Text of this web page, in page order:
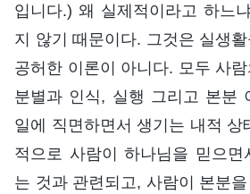
입니다.) 왜 실제적이라고 하느
지 않기 때문이다. 그것은 실생
공허한 이론이 아니다. 모두 사
분별과 인식, 실행 그리고 본분
일에 직면하면서 생기는 내적 상
적으로 사람이 하나님을 믿으
는 것과 관련되고, 사람이 본분